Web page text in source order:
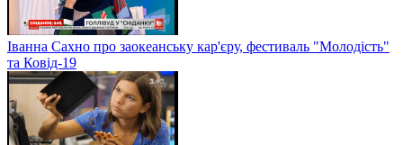
Іванна Сахно про заокеанську кар'єру, фестиваль "Молодість"
та Ковід-19